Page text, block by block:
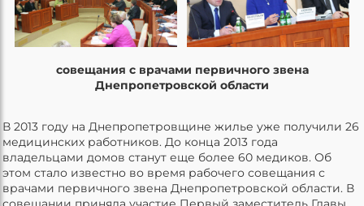
совещания с врачами первичного звена
Днепропетровской области
В 2013 году на Днепропетровщине жилье уже получили 26
медицинских работников. До конца 2013 года
владельцами домов станут еще более 60 медиков. Об
этом стало известно во время рабочего совещания с
врачами первичного звена Днепропетровской области. В